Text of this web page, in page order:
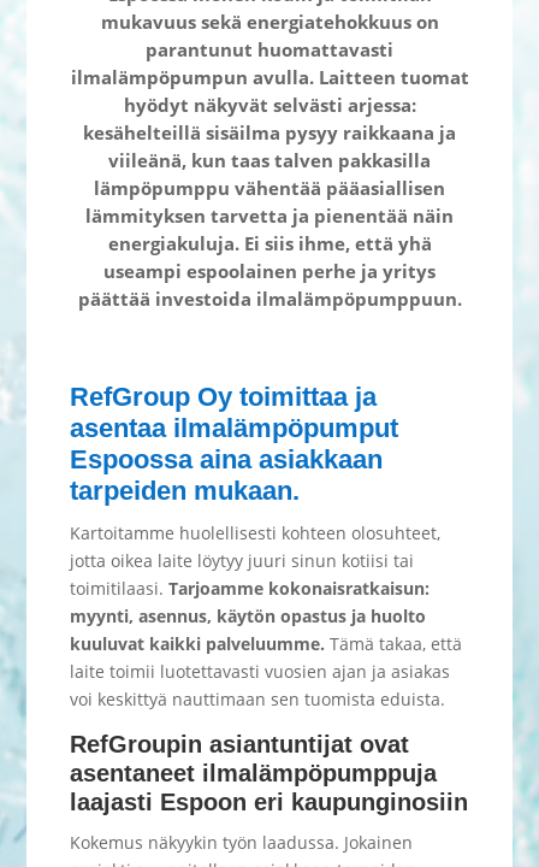
mukavuus sekä energiatehokkuus on
parantunut huomattavasti
ilmalämpöpumpun avulla. Laitteen tuomat
hyödyt näkyvät selvästi arjessa:
kesähelteillä sisäilma pysyy raikkaana ja
viileänä, kun taas talven pakkasilla
lämpöpumppu vähentää pääasiallisen
lämmityksen tarvetta ja pienentää näin
energiakuluja. Ei siis ihme, että yhä
useampi espoolainen perhe ja yritys
päättää investoida ilmalämpöpumppuun.
RefGroup Oy toimittaa ja
asentaa ilmalämpöpumput
Espoossa aina asiakkaan
tarpeiden mukaan.
Kartoitamme huolellisesti kohteen olosuhteet,
jotta oikea laite löytyy juuri sinun kotiisi tai
toimitilaasi.Tarjoamme kokonaisratkaisun:
myynti, asennus, käytön opastus ja huolto
kuuluvat kaikki palveluumme. Tämä takaa, että
laite toimii luotettavasti vuosien ajan ja asiakas
voi keskittyä nauttimaan sen tuomista eduista.
RefGroupin asiantuntijat ovat
asentaneet ilmalämpöpumppuja
laajasti Espoon eri kaupunginosiin
Kokemus näkyykin työn laadussa. Jokainen